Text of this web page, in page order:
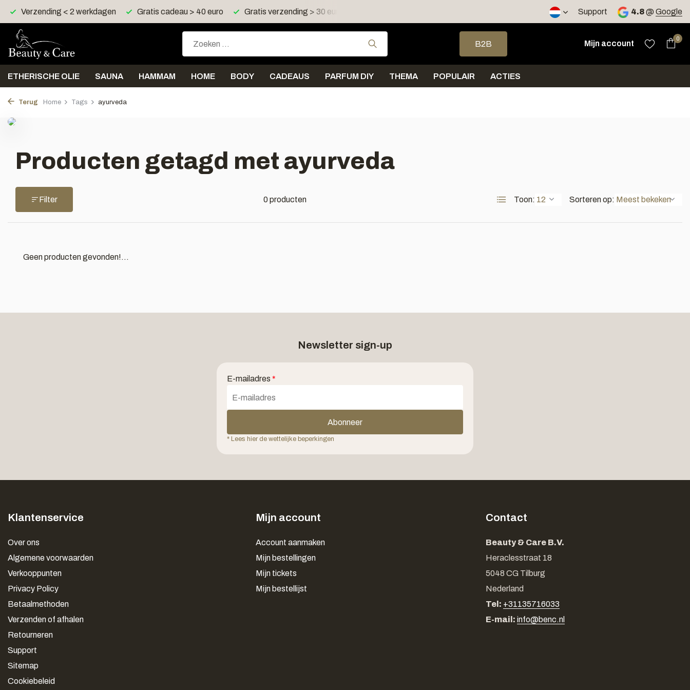
Verzending < 2 werkdagen Gratis cadeau > 40 euro Gratis verzending > 30 euro in NL en BE Support 4.8@ Google
Gebruik de pijltjes op en neer om een beschikbaar resultaat te selecteren. Druk
B2B
Mijn account
0
ETHERISCHE OLIE SAUNA HAMMAM HOME BODY CADEAUS PARFUM DIY THEMA POPULAIR ACTIES
Terug Home Tags ayurveda
Producten getagd met ayurveda
Filter 0 producten Toon: Sorteren op:
Geen producten gevonden!...
Newsletter sign-up
E-mailadres *
Abonneer
* Lees hier de wettelijke beperkingen
Klantenservice
Over ons
Algemene voorwaarden
Verkooppunten
Privacy Policy
Betaalmethoden
Verzenden of afhalen
Retourneren
Support
Sitemap
Cookiebeleid
Mijn account
Account aanmaken
Mijn bestellingen
Mijn tickets
Mijn bestellijst
Contact
Beauty & Care B.V.
Heraclesstraat 18
5048 CG Tilburg
Nederland
Tel: +31135716033
E-mail: info@benc.nl